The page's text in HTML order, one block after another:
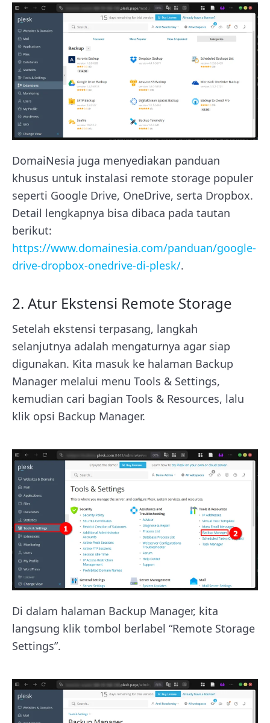
DomaiNesia juga menyediakan panduan
khusus untuk instalasi remote storage populer
seperti Google Drive, OneDrive, serta Dropbox.
Detail lengkapnya bisa dibaca pada tautan
berikut:
https://www.domainesia.com/panduan/google-
drive-dropbox-onedrive-di-plesk/.
2. Atur Ekstensi Remote Storage
Setelah ekstensi terpasang, langkah
selanjutnya adalah mengaturnya agar siap
digunakan. Kita masuk ke halaman Backup
Manager melalui menu Tools & Settings,
kemudian cari bagian Tools & Resources, lalu
klik opsi Backup Manager.
Di dalam halaman Backup Manager, kita
langsung klik tombol berlabel “Remote Storage
Settings”.